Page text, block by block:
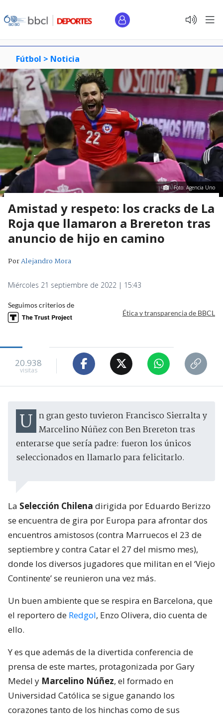
Fútbol > Noticia
Foto: Agencia Uno
Amistad y respeto: los cracks de La
Roja que llamaron a Brereton tras
anuncio de hijo en camino
PorAlejandro Mora
Miércoles 21 septiembre de 2022 | 15:43
Seguimos criterios de
Ética y transparencia de BBCL
20.938
visitas
Un gran gesto tuvieron Francisco Sierralta y Marcelino Núñez con Ben Brereton tras
enterarse que sería padre: fueron los únicos
seleccionados en llamarlo para felicitarlo.
La Selección Chilena dirigida por Eduardo Berizzo
se encuentra de gira por Europa para afrontar dos
encuentros amistosos (contra Marruecos el 23 de
septiembre y contra Catar el 27 del mismo mes),
donde los diversos jugadores que militan en el ‘Viejo
Continente’ se reunieron una vez más.
Un buen ambiente que se respira en Barcelona, que
el reportero de Redgol, Enzo Olivera, dio cuenta de
ello.
Y es que además de la divertida conferencia de
prensa de este martes, protagonizada por Gary
Medel y Marcelino Núñez, el formado en
Universidad Católica se sigue ganando los
corazones tanto de los hinchas como de sus